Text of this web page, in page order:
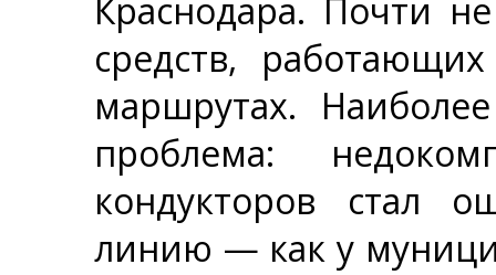
Краснодара. Почти
средств,
маршрутах.
проблема:
кондукторов стал
линию — как у